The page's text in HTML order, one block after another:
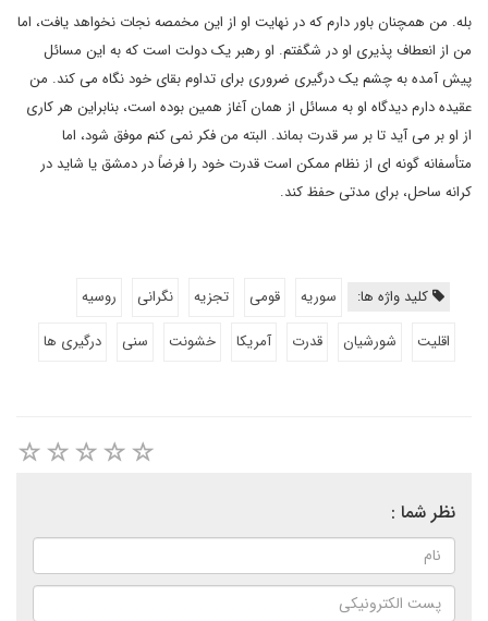
بله. من همچنان باور دارم که در نهایت او از این مخمصه نجات نخواهد یافت، اما
من از انعطاف پذیری او در شگفتم. او رهبر یک دولت است که به این مسائل
پیش آمده به چشم یک درگیری ضروری برای تداوم بقای خود نگاه می کند. من
عقیده دارم دیدگاه او به مسائل از همان آغاز همین بوده است، بنابراین هر کاری
از او بر می آید تا بر سر قدرت بماند. البته من فکر نمی کنم موفق شود، اما
متأسفانه گونه ای از نظام ممکن است قدرت خود را فرضاً در دمشق یا شاید در
کرانه ساحل، برای مدتی حفظ کند.
کلید واژه ها: سوریه قومی تجزیه نگرانی
روسیه
اقلیت
شورشیان قدرت آمریکا خشونت سنی درگیری ها
نظر شما :